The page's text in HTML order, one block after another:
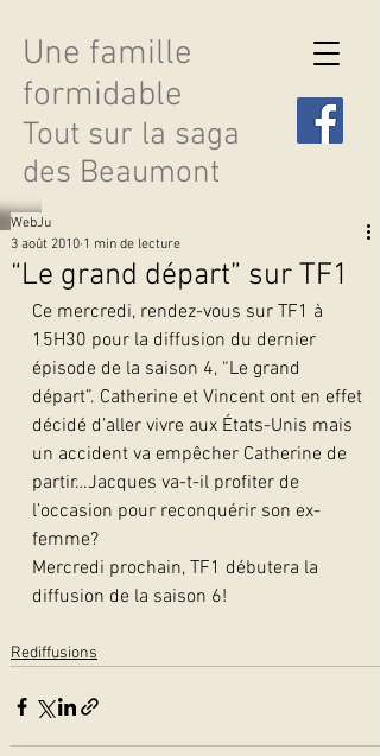
Une famille
formidable
Tout sur la saga
des Beaumont
Découvrir les saisons
“Le grand départ” sur TF1
WebJu
3 août 2010 1 min de lecture
Ce mercredi, rendez-vous sur TF1 à
15H30 pour la diffusion du dernier
épisode de la saison 4, “Le grand
départ”. Catherine et Vincent ont en effet
décidé d’aller vivre aux États-Unis mais
un accident va empêcher Catherine de
partir…Jacques va-t-il profiter de
l’occasion pour reconquérir son ex-
femme?
Mercredi prochain, TF1 débutera la
diffusion de la saison 6!
Rediffusions